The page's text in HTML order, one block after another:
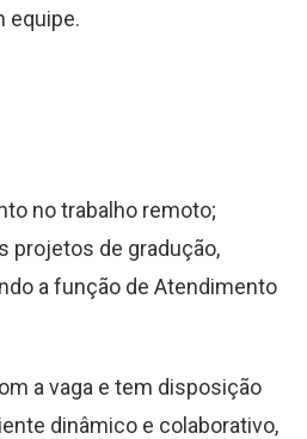
equipe.
no trabalho remoto;
projetos de gradução,
a função de Atendimento
a vaga e tem disposição
dinâmico e colaborativo,